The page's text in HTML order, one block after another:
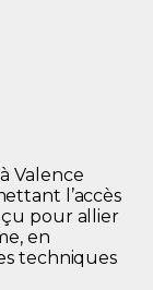
Valence
l’accès
pour allier
en
techniques